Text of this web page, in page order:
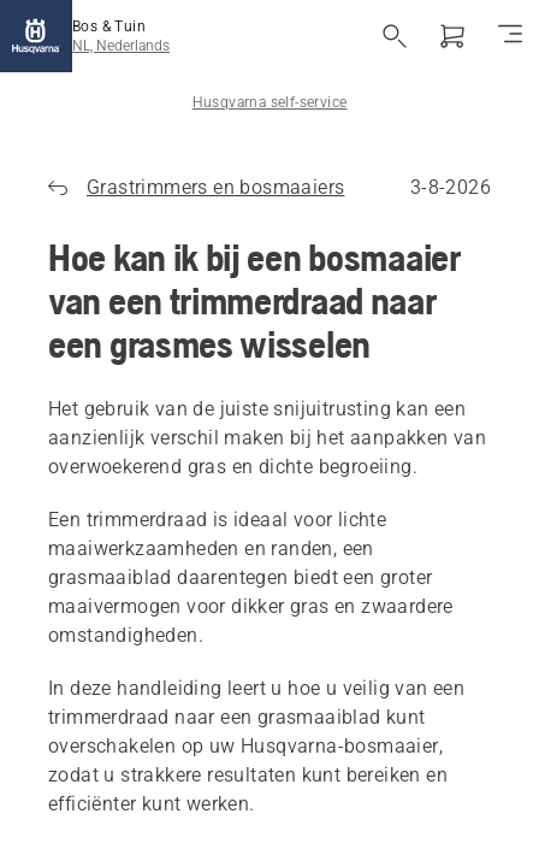
Bos & Tuin
NL, Nederlands
Husqvarna self-service
Grastrimmers en bosmaaiers 3-8-2026
Hoe kan ik bij een bosmaaier
van een trimmerdraad naar
een grasmes wisselen
Het gebruik van de juiste snijuitrusting kan een
aanzienlijk verschil maken bij het aanpakken van
overwoekerend gras en dichte begroeiing.
Een trimmerdraad is ideaal voor lichte
maaiwerkzaamheden en randen, een
grasmaaiblad daarentegen biedt een groter
maaivermogen voor dikker gras en zwaardere
omstandigheden.
In deze handleiding leert u hoe u veilig van een
trimmerdraad naar een grasmaaiblad kunt
overschakelen op uw Husqvarna-bosmaaier,
zodat u strakkere resultaten kunt bereiken en
efficiënter kunt werken.